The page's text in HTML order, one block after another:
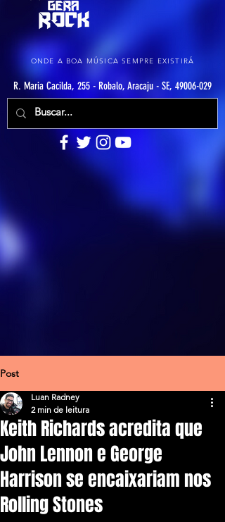
ONDE A BOA MÚSICA SEMPRE EXISTIRÁ
R. Maria Cacilda, 255 - Robalo, Aracaju - SE, 49006-029
Post
Keith Richards acredita que
John Lennon e George
Harrison se encaixariam nos
Rolling Stones
Luan Radney
2 min de leitura